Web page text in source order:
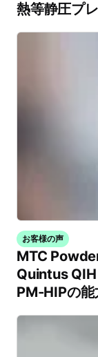
熱等静圧プ
お客様の声
MTC
Quintus
PM-HIPの能